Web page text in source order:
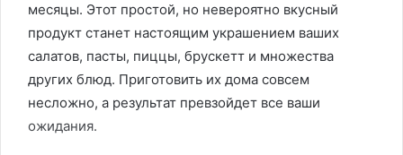
месяцы. Этот простой, но невероятно вкусный
продукт станет настоящим украшением ваших
салатов, пасты, пиццы, брускетт и множества
других блюд. Приготовить их дома совсем
несложно, а результат превзойдет все ваши
ожидания.